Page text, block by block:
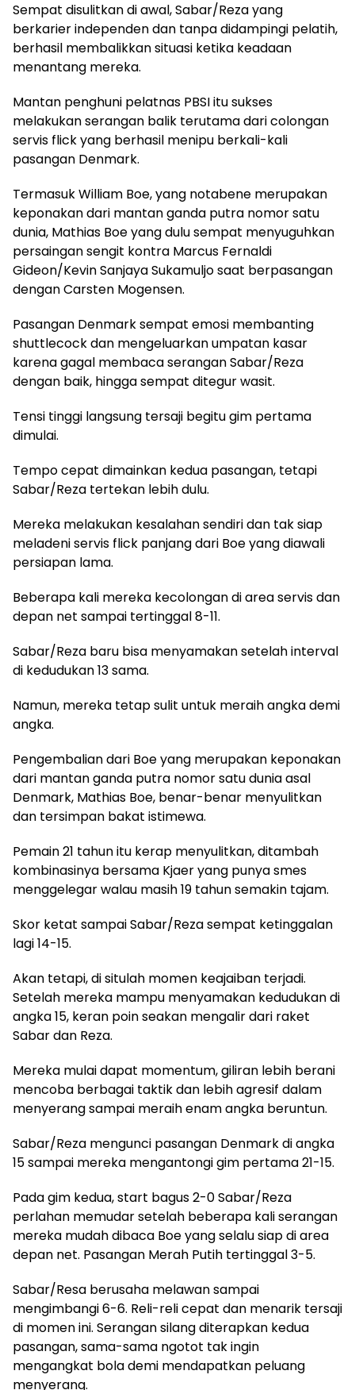
Sempat disulitkan di awal, Sabar/Reza yang
berkarier independen dan tanpa didampingi pelatih,
berhasil membalikkan situasi ketika keadaan
menantang mereka.
Mantan penghuni pelatnas PBSI itu sukses
melakukan serangan balik terutama dari colongan
servis flick yang berhasil menipu berkali-kali
pasangan Denmark.
Termasuk William Boe, yang notabene merupakan
keponakan dari mantan ganda putra nomor satu
dunia, Mathias Boe yang dulu sempat menyuguhkan
persaingan sengit kontra Marcus Fernaldi
Gideon/Kevin Sanjaya Sukamuljo saat berpasangan
dengan Carsten Mogensen.
Pasangan Denmark sempat emosi membanting
shuttlecock dan mengeluarkan umpatan kasar
karena gagal membaca serangan Sabar/Reza
dengan baik, hingga sempat ditegur wasit.
Tensi tinggi langsung tersaji begitu gim pertama
dimulai.
Tempo cepat dimainkan kedua pasangan, tetapi
Sabar/Reza tertekan lebih dulu.
Mereka melakukan kesalahan sendiri dan tak siap
meladeni servis flick panjang dari Boe yang diawali
persiapan lama.
Beberapa kali mereka kecolongan di area servis dan
depan net sampai tertinggal 8-11.
Sabar/Reza baru bisa menyamakan setelah interval
di kedudukan 13 sama.
Namun, mereka tetap sulit untuk meraih angka demi
angka.
Pengembalian dari Boe yang merupakan keponakan
dari mantan ganda putra nomor satu dunia asal
Denmark, Mathias Boe, benar-benar menyulitkan
dan tersimpan bakat istimewa.
Pemain 21 tahun itu kerap menyulitkan, ditambah
kombinasinya bersama Kjaer yang punya smes
menggelegar walau masih 19 tahun semakin tajam.
Skor ketat sampai Sabar/Reza sempat ketinggalan
lagi 14-15.
Akan tetapi, di situlah momen keajaiban terjadi.
Setelah mereka mampu menyamakan kedudukan di
angka 15, keran poin seakan mengalir dari raket
Sabar dan Reza.
Mereka mulai dapat momentum, giliran lebih berani
mencoba berbagai taktik dan lebih agresif dalam
menyerang sampai meraih enam angka beruntun.
Sabar/Reza mengunci pasangan Denmark di angka
15 sampai mereka mengantongi gim pertama 21-15.
Pada gim kedua, start bagus 2-0 Sabar/Reza
perlahan memudar setelah beberapa kali serangan
mereka mudah dibaca Boe yang selalu siap di area
depan net. Pasangan Merah Putih tertinggal 3-5.
Sabar/Resa berusaha melawan sampai
mengimbangi 6-6. Reli-reli cepat dan menarik tersaji
di momen ini. Serangan silang diterapkan kedua
pasangan, sama-sama ngotot tak ingin
mengangkat bola demi mendapatkan peluang
menyerang.